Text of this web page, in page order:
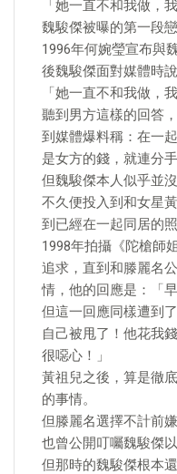
「她一直不和我做，
魏駿傑被曝的第一段
1996年何婉瑩宣布與
後魏駿傑面對媒體時
「她一直不和我做，
聽到男方這樣的回答
到媒體爆料稱：在一
是女方的錢，就連分
但魏駿傑本人似乎並
不久便投入到和女星
到已經在一起同居的
1998年拍攝《陀槍師
追求，直到和滕麗名
情，他的回應是：「
但這一回應同樣遭到
自己被甩了！他花我
很噁心！」
黃祖兒之後，算是徹
的事情。
但滕麗名選擇不計前
也曾公開叮囑魏駿傑
但那時的魏駿傑根本